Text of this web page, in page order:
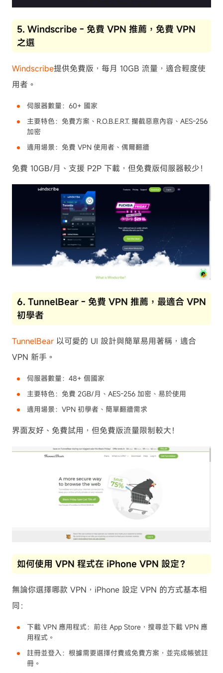
5. Windscribe - 免費 VPN 推薦，免費 VPN
之選
Windscribe提供免費版，每月 10GB 流量，適合輕度使
用者。
伺服器數量：60+ 國家
主要特色：免費方案、R.O.B.E.R.T. 攔截惡意內容、AES-256
加密
適用場景：免費 VPN 使用者、偶爾翻牆
免費 10GB/月、支援 P2P 下載，但免費版伺服器較少！
6. TunnelBear - 免費 VPN 推薦，最適合 VPN
初學者
TunnelBear 以可愛的 UI 設計與簡單易用著稱，適合
VPN 新手。
伺服器數量：48+ 個國家
主要特色：免費 2GB/月、AES-256 加密、易於使用
適用場景：VPN 初學者、簡單翻牆需求
界面友好、免費試用，但免費版流量限制較大！
如何使用 VPN 程式在 iPhone VPN 設定？
無論你選擇哪款 VPN，iPhone 設定 VPN 的方式基本相
同：
下載 VPN 應用程式：前往 App Store，搜尋並下載 VPN 應
用程式。
註冊並登入：根據需要選擇付費或免費方案，並完成帳號註
冊。